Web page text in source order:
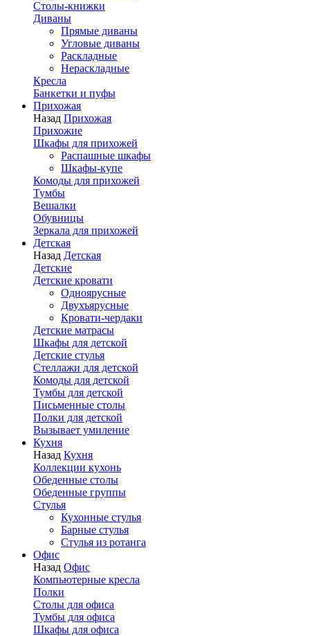
Столы-книжки
Диваны
Прямые диваны
Угловые диваны
Раскладные
Нераскладные
Кресла
Банкетки и пуфы
Прихожая
Назад Прихожая
Прихожие
Шкафы для прихожей
Распашные шкафы
Шкафы-купе
Комоды для прихожей
Тумбы
Вешалки
Обувницы
Зеркала для прихожей
Детская
Назад Детская
Детские
Детские кровати
Одноярусные
Двухъярусные
Кровати-чердаки
Детские матрасы
Шкафы для детской
Детские стулья
Стеллажи для детской
Комоды для детской
Тумбы для детской
Письменные столы
Полки для детской
Вызывает умиление
Кухня
Назад Кухня
Коллекции кухонь
Обеденные столы
Обеденные группы
Стулья
Кухонные стулья
Барные стулья
Стулья из ротанга
Офис
Назад Офис
Компьютерные кресла
Полки
Столы для офиса
Тумбы для офиса
Шкафы для офиса